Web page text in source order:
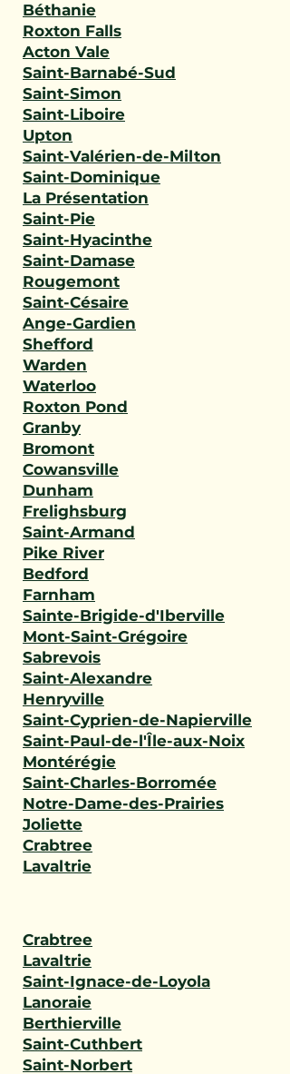
Béthanie
Roxton Falls
Acton Vale
Saint-Barnabé-Sud
Saint-Simon
Saint-Liboire
Upton
Saint-Valérien-de-Milton
Saint-Dominique
La Présentation
Saint-Pie
Saint-Hyacinthe
Saint-Damase
Rougemont
Saint-Césaire
Ange-Gardien
Shefford
Warden
Waterloo
Roxton Pond
Granby
Bromont
Cowansville
Dunham
Frelighsburg
Saint-Armand
Pike River
Bedford
Farnham
Sainte-Brigide-d'Iberville
Mont-Saint-Grégoire
Sabrevois
Saint-Alexandre
Henryville
Saint-Cyprien-de-Napierville
Saint-Paul-de-l'Île-aux-Noix
Montérégie
Saint-Charles-Borromée
Notre-Dame-des-Prairies
Joliette
Crabtree
Lavaltrie
Crabtree
Lavaltrie
Saint-Ignace-de-Loyola
Lanoraie
Berthierville
Saint-Cuthbert
Saint-Norbert